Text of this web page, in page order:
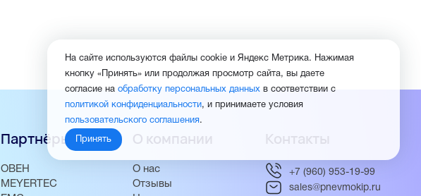
Партнёры
ОВЕН
MEYERTEC
О компании
О нас
Отзывы
Контакты
+7 (960) 953-19-99
sales@pnevmokip.ru
На сайте используются файлы cookie и Яндекс Метрика. Нажимая
кнопку «Принять» или продолжая просмотр сайта, вы даете
согласие на обработку персональных данных в соответствии с
политикой конфиденциальности, и принимаете условия
пользовательского соглашения.
Принять